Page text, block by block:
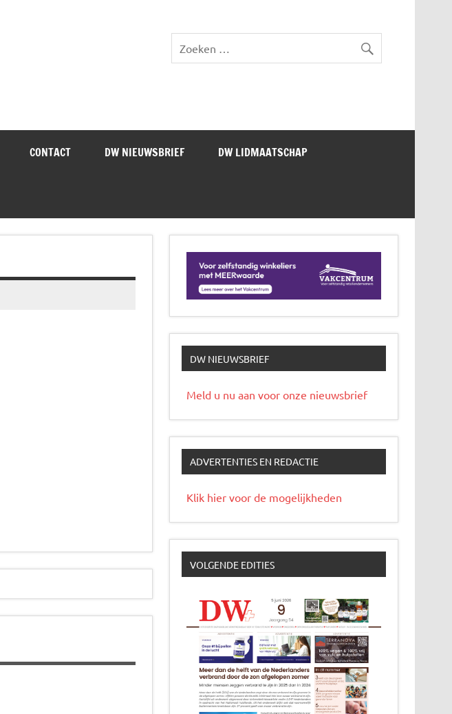
DW Magazine
CONTACT DW NIEUWSBRIEF DW LIDMAATSCHAP
DW NIEUWSBRIEF
Meld u nu aan voor onze nieuwsbrief
ADVERTENTIES EN REDACTIE
Klik hier voor de mogelijkheden
VOLGENDE EDITIES